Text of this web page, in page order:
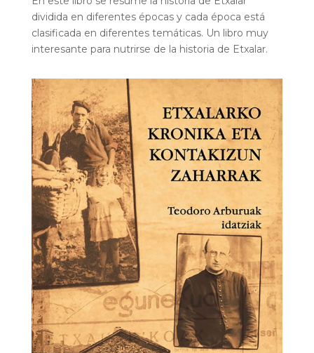
dividida en diferentes épocas y cada época está
clasificada en diferentes temáticas. Un libro muy
interesante para nutrirse de la historia de Etxalar.